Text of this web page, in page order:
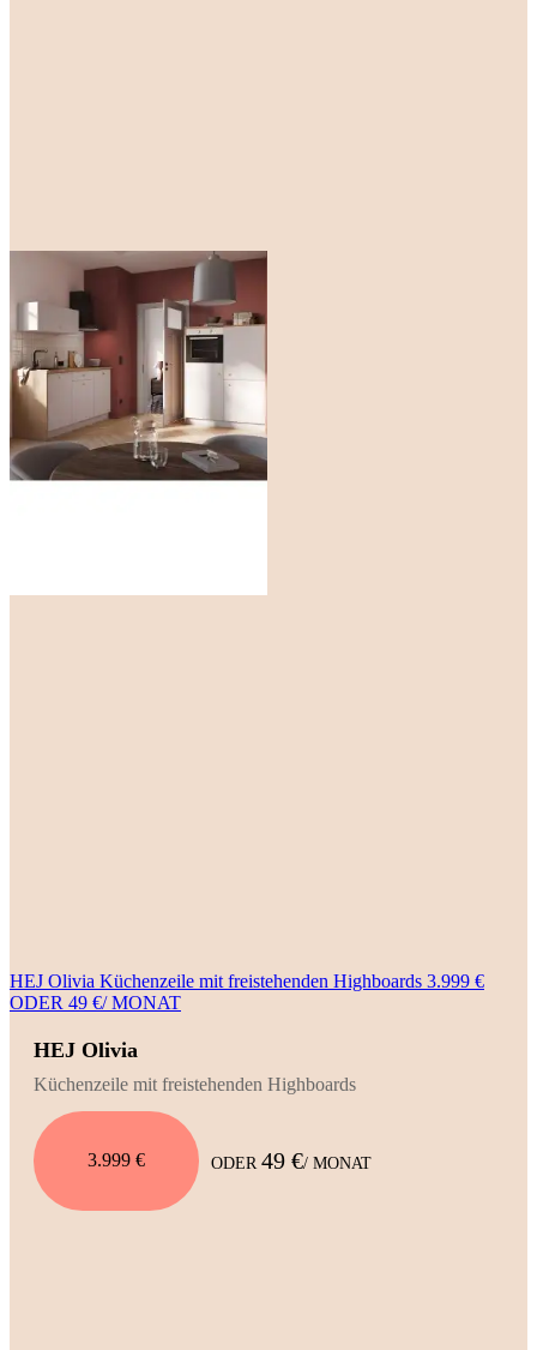
HEJ Olivia Küchenzeile mit freistehenden Highboards 3.999 €
ODER 49 €/ MONAT
HEJ Olivia
Küchenzeile mit freistehenden Highboards
3.999 € ODER 49 €/ MONAT